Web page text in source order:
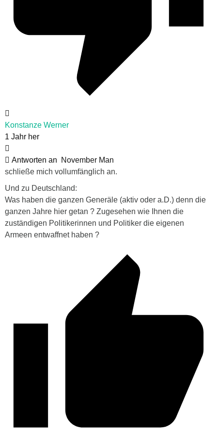
Konstanze Werner
1 Jahr her
Antworten an
November Man
schließe mich vollumfänglich an.
Und zu Deutschland:
Was haben die ganzen Generäle (aktiv oder a.D.) denn die
ganzen Jahre hier getan ? Zugesehen wie Ihnen die
zuständigen Politikerinnen und Politiker die eigenen
Armeen entwaffnet haben ?